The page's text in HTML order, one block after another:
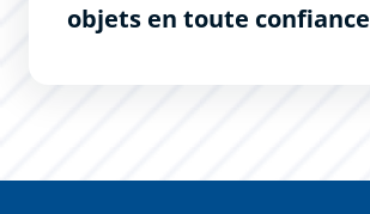
objets en toute confiance